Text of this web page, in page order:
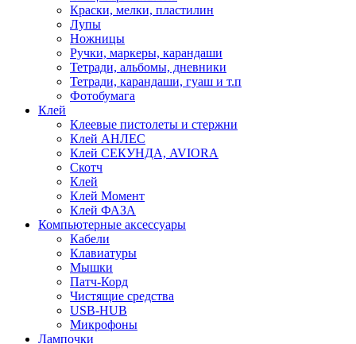
Краски, мелки, пластилин
Лупы
Ножницы
Ручки, маркеры, карандаши
Тетради, альбомы, дневники
Тетради, карандаши, гуаш и т.п
Фотобумага
Клей
Клеевые пистолеты и стержни
Клей АНЛЕС
Клей СЕКУНДА, AVIORA
Скотч
Клей
Клей Момент
Клей ФАЗА
Компьютерные аксессуары
Кабели
Клавиатуры
Мышки
Патч-Корд
Чистящие средства
USB-HUB
Микрофоны
Лампочки